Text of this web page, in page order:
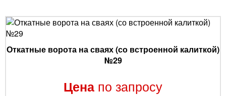
Откатные ворота на сваях (со встроенной калиткой)
№29
Цена по запросу